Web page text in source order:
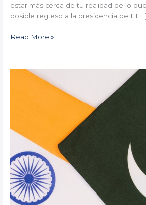
estar más cerca de tu realidad de lo
posible regreso a la presidencia de EE.
Read More »
No
las
Empresas
Latinoamericanas